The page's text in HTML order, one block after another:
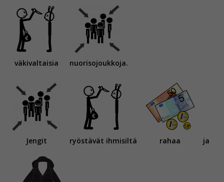
väkivaltaisia nuorisojoukkoja.
Jengit ryöstävät ihmisiltä rahaa ja